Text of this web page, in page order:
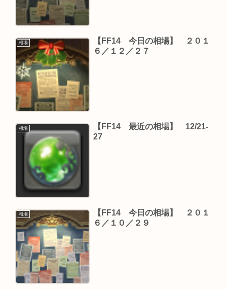
相場
【FF14 今日の相場】 ２０１
６／１２／２７
相場
【FF14 最近の相場】 12/21-
27
相場
【FF14 今日の相場】 ２０１
６／１０／２９